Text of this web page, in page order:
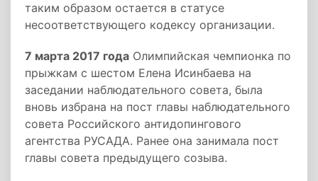
таким образом остается в статусе
несоответствующего кодексу организации.
7 марта 2017 года Олимпийская чемпионка по
прыжкам с шестом Елена Исинбаева на
заседании наблюдательного совета, была
вновь избрана на пост главы наблюдательного
совета Российского антидопингового
агентства РУСАДА. Ранее она занимала пост
главы совета предыдущего созыва.